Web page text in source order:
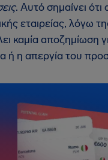
. Αυτό σημαίνει
εταιρείας, λόγω
καμία αποζημίωση
ή η απεργία του